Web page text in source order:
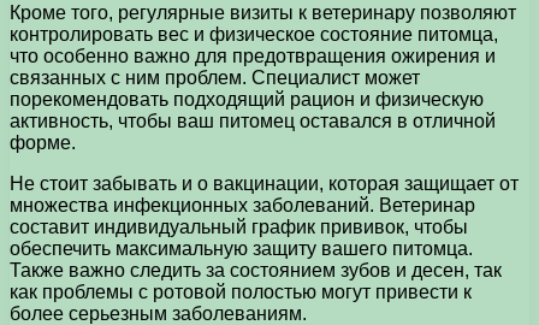
Кроме того, регулярные визиты к ветеринару позволяют
контролировать вес и физическое состояние питомца,
что особенно важно для предотвращения ожирения и
связанных с ним проблем. Специалист может
порекомендовать подходящий рацион и физическую
активность, чтобы ваш питомец оставался в отличной
форме.
Не стоит забывать и о вакцинации, которая защищает от
множества инфекционных заболеваний. Ветеринар
составит индивидуальный график прививок, чтобы
обеспечить максимальную защиту вашего питомца.
Также важно следить за состоянием зубов и десен, так
как проблемы с ротовой полостью могут привести к
более серьезным заболеваниям.